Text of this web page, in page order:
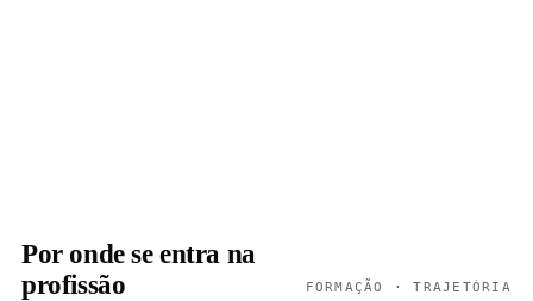
Por onde se entra na
profissão
FORMAÇÃO · TRAJETÓRIA